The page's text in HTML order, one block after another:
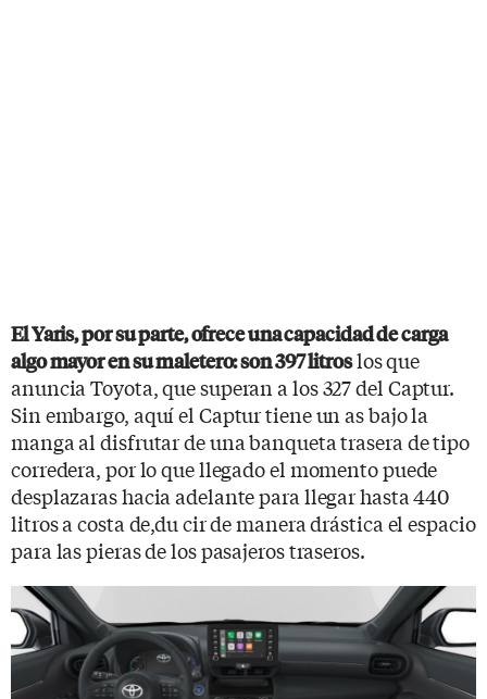
El Yaris, por su parte, ofrece una capacidad de carga
algo mayor en su maletero: son 397 litroslos que
anuncia Toyota, que superan a los 327 del Captur.
Sin embargo, aquí el Captur tiene un as bajo la
manga al disfrutar de una banqueta trasera de tipo
corredera, por lo que llegado el momento puede
desplazaras hacia adelante para llegar hasta 440
litros a costa de,du cir de manera drástica el espacio
para las pieras de los pasajeros traseros.